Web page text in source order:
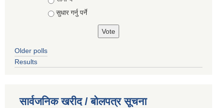
सुधार गर्नु पर्ने
Older polls
Results
सार्वजनिक खरीद / बोलपत्र सूचना